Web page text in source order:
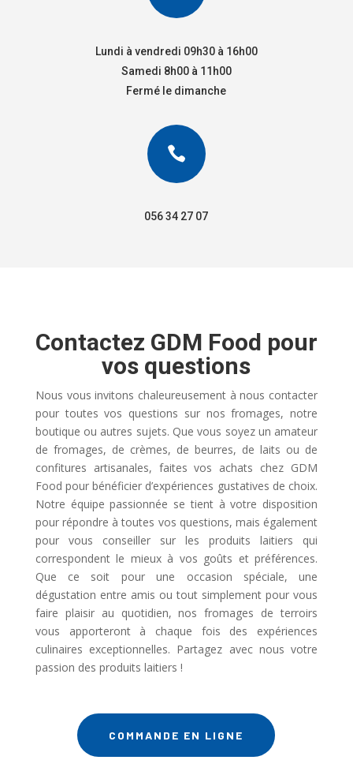
Lundi à vendredi 09h30 à 16h00
Samedi 8h00 à 11h00
Fermé le dimanche

056 34 27 07
Contactez GDM Food pour
vos questions
Nous vous invitons chaleureusement à nous contacter
pour toutes vos questions sur nos fromages, notre
boutique ou autres sujets. Que vous soyez un amateur
de fromages, de crèmes, de beurres, de laits ou de
confitures artisanales, faites vos achats chez GDM
Food pour bénéficier d’expériences gustatives de choix.
Notre équipe passionnée se tient à votre disposition
pour répondre à toutes vos questions, mais également
pour vous conseiller sur les produits laitiers qui
correspondent le mieux à vos goûts et préférences.
Que ce soit pour une occasion spéciale, une
dégustation entre amis ou tout simplement pour vous
faire plaisir au quotidien, nos fromages de terroirs
vous apporteront à chaque fois des expériences
culinaires exceptionnelles. Partagez avec nous votre
passion des produits laitiers !
COMMANDE EN LIGNE